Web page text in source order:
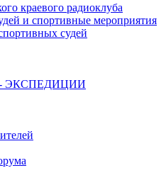
краевого радиоклуба
и спортивные мероприятия
судей
ЭКСПЕДИЦИИ